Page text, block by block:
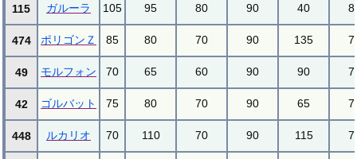
115 ガルーラ 105 95 80 90 40
474 ポリゴンＺ 85 80 70 90 135
49 モルフォン 70 65 60 90 90
42 ゴルバット 75 80 70 90 65
448 ルカリオ 70 110 70 90 115